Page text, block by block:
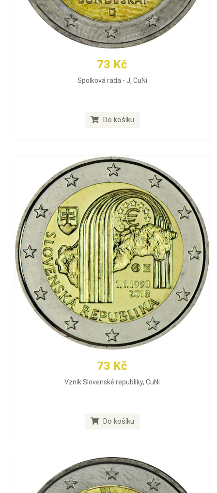
73 Kč
Spolková rada - J, CuNi
Do košíku
73 Kč
Vznik Slovenské republiky, CuNi
Do košíku